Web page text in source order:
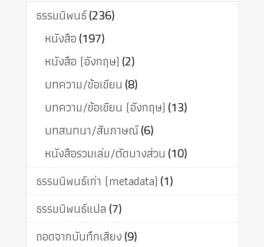
ธรรมนิพนธ์(236)
หนังสือ(197)
หนังสือ (อังกฤษ) (2)
บทความ/ข้อเขียน (8)
บทความ/ข้อเขียน (อังกฤษ) (13)
บทสนทนา/สัมภาษณ์(6)
หนังสือรวมเล่ม/ตัดบางส่วน (10)
ธรรมนิพนธ์เก่า (metadata) (1)
ธรรมนิพนธ์แปล (7)
ถอดจากบันทึกเสียง(9)